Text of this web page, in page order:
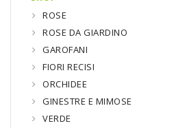
ROSE
ROSE DA GIARDINO
GAROFANI
FIORI RECISI
ORCHIDEE
GINESTRE E MIMOSE
VERDE